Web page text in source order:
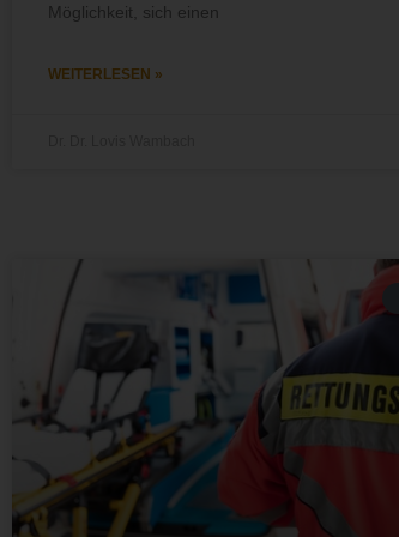
Möglichkeit, sich einen
WEITERLESEN »